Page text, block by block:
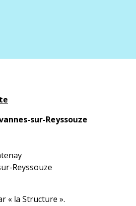
sur-Reyssouze
Reyssouze
« la Structure ».